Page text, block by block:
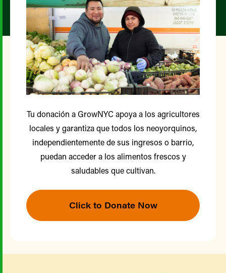
Tu donación a GrowNYC apoya a los agricultores
locales y garantiza que todos los neoyorquinos,
independientemente de sus ingresos o barrio,
puedan acceder a los alimentos frescos y
saludables que cultivan.
Click to Donate Now